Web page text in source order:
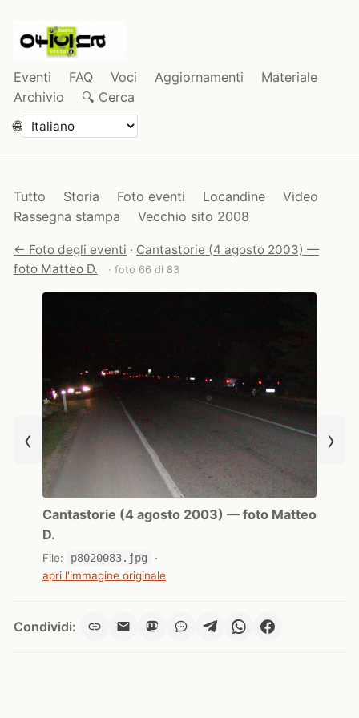
Eventi FAQ Voci Aggiornamenti
Materiale
Archivio
🔍 Cerca
🌐
Tutto Storia Foto eventi Locandine
Video
Rassegna stampa
Vecchio sito 2008
← Foto degli eventi · Cantastorie (4 agosto 2003) —
foto Matteo D.
· foto 66 di 83
‹
Cantastorie (4 agosto 2003) — foto Matteo
D.
File: p8020083.jpg
·
apri l'immagine originale
›
Condividi: